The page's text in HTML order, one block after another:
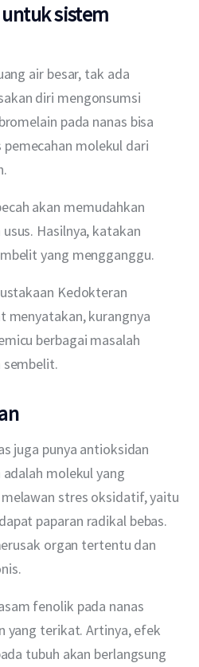
sistem
air besar, tak ada
diri mengonsumsi
pada nanas bisa
molekul dari
akan memudahkan
Hasilnya, katakan
yang mengganggu.
Kedokteran
menyatakan, kurangnya
berbagai masalah
sembelit.
juga punya antioksidan
molekul yang
stres oksidatif, yaitu
paparan radikal bebas.
organ tertentu dan
fenolik pada nanas
yang terikat. Artinya, efek
tubuh akan berlangsung